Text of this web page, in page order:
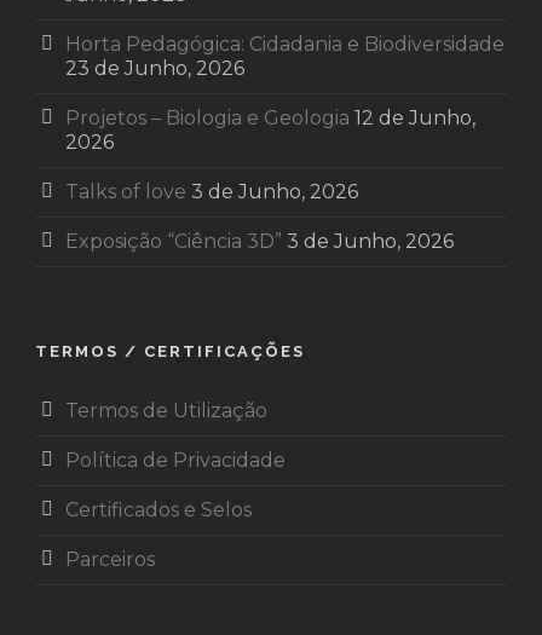
Horta Pedagógica: Cidadania e Biodiversidade
23 de Junho, 2026
Projetos – Biologia e Geologia 12 de Junho,
2026
Talks of love 3 de Junho, 2026
Exposição “Ciência 3D” 3 de Junho, 2026
TERMOS / CERTIFICAÇÕES
Termos de Utilização
Política de Privacidade
Certificados e Selos
Parceiros